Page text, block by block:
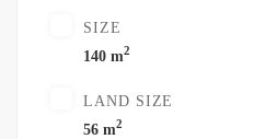
SIZE
140 m2
LAND SIZE
56 m2